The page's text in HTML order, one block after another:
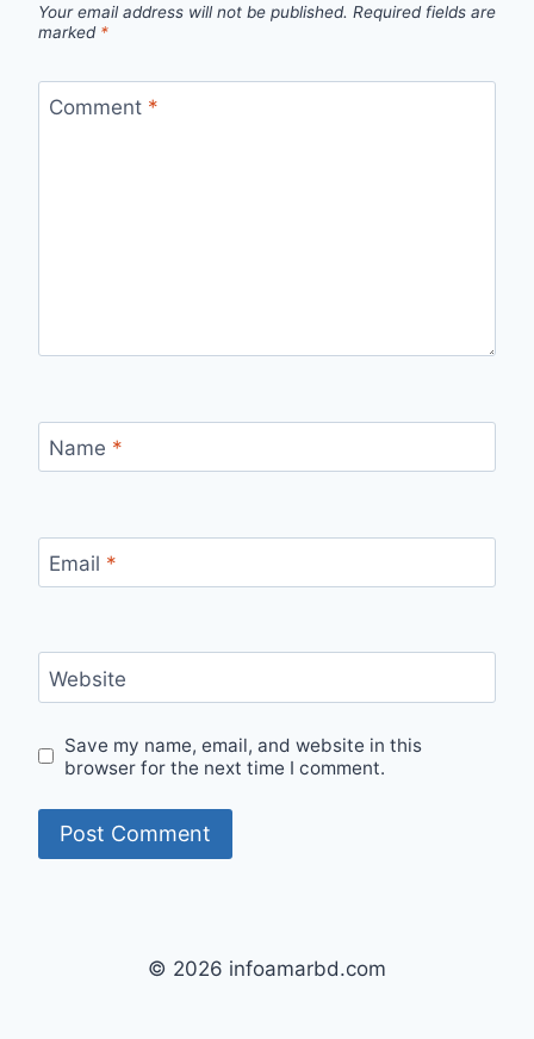
Your email address will not be published. Required fields are
marked *
Comment *
Name *
Email *
Website
Save my name, email, and website in this
browser for the next time I comment.
© 2026 infoamarbd.com